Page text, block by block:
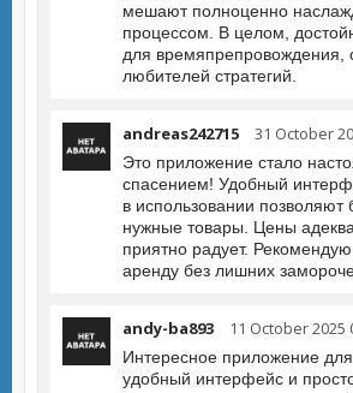
мешают полноценно
процессом. В целом,
для времяпрепровождения,
любителей стратегий.
andreas242715 31 October
Это приложение стало
спасением! Удобный
в использовании позволяют
нужные товары. Цены
приятно радует.
аренду без лишних
andy-ba893 11 October 2025
Интересное приложение
удобный интерфейс и